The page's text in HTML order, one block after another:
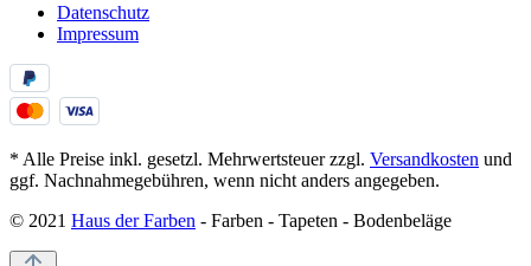
Datenschutz
Impressum
* Alle Preise inkl. gesetzl. Mehrwertsteuer zzgl. Versandkosten und
ggf. Nachnahmegebühren, wenn nicht anders angegeben.
© 2021 Haus der Farben - Farben - Tapeten - Bodenbeläge